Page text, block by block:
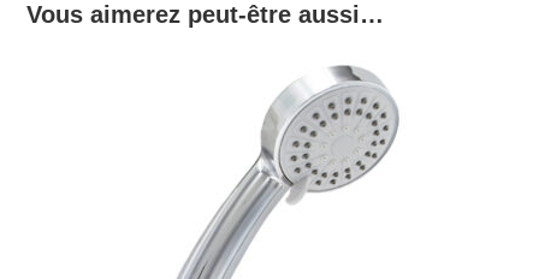
Vous aimerez peut-être aussi…